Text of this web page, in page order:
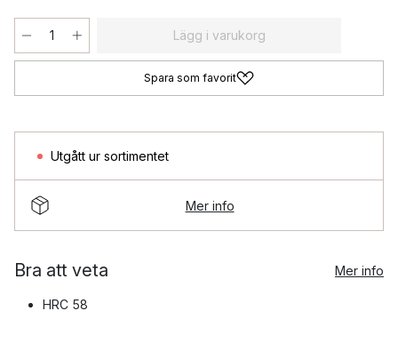
Lägg i varukorg
Spara som favorit
Utgått ur sortimentet
Mer info
Bra att veta Mer info
HRC 58